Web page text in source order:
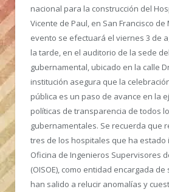
nacional para la construcción del
Vicente de Paul, en San Francisco de
evento se efectuará el viernes 3 de
la tarde, en el auditorio de la sede
gubernamental, ubicado en la calle
institución asegura que la
pública es un paso de avance en la
políticas de transparencia de todos
gubernamentales. Se recuerda que
tres de los hospitales que ha estado
Oficina de Ingenieros Supervisores
(OISOE), como entidad encargada
han salido a relucir anomalías y